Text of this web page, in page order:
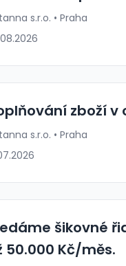
s.r.o. • Praha
zboží v
s.r.o. • Praha
šikovné
50.000 Kč/měs.